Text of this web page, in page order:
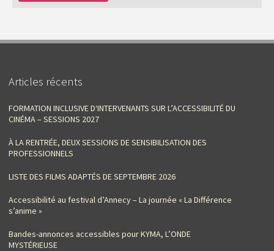
Articles récents
FORMATION INCLUSIVE D‘INTERVENANTS SUR L’ACCESSIBILITÉ DU
CINÉMA – SESSIONS 2027
À LA RENTRÉE, DEUX SESSIONS DE SENSIBILISATION DES
PROFESSIONNELS
LISTE DES FILMS ADAPTÉS DE SEPTEMBRE 2026
Accessibilité au festival d’Annecy – La journée « La Différence
s’anime »
Bandes-annonces accessibles pour KYMA, L’ONDE
MYSTÉRIEUSE